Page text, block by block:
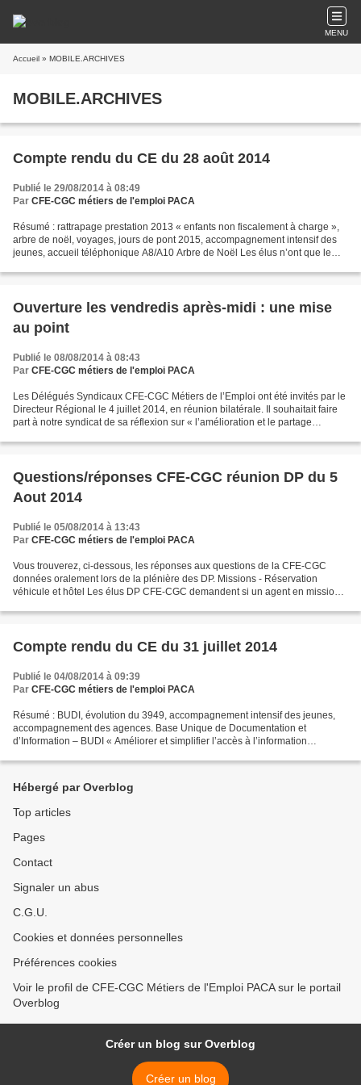
MENU
Accueil » MOBILE.ARCHIVES
MOBILE.ARCHIVES
Compte rendu du CE du 28 août 2014
Publié le 29/08/2014 à 08:49
Par CFE-CGC métiers de l'emploi PACA
Résumé : rattrapage prestation 2013 « enfants non fiscalement à charge »,
arbre de noël, voyages, jours de pont 2015, accompagnement intensif des
jeunes, accueil téléphonique A8/A10 Arbre de Noël Les élus n’ont que le
Ouverture les vendredis après-midi : une mise
au point
Publié le 08/08/2014 à 08:43
Par CFE-CGC métiers de l'emploi PACA
Les Délégués Syndicaux CFE-CGC Métiers de l’Emploi ont été invités par le
Directeur Régional le 4 juillet 2014, en réunion bilatérale. Il souhaitait faire
part à notre syndicat de sa réflexion sur « l’amélioration et le partage
Questions/réponses CFE-CGC réunion DP du 5
Aout 2014
Publié le 05/08/2014 à 13:43
Par CFE-CGC métiers de l'emploi PACA
Vous trouverez, ci-dessous, les réponses aux questions de la CFE-CGC
données oralement lors de la plénière des DP. Missions - Réservation
véhicule et hôtel Les élus DP CFE-CGC demandent si un agent en mission
Compte rendu du CE du 31 juillet 2014
Publié le 04/08/2014 à 09:39
Par CFE-CGC métiers de l'emploi PACA
Résumé : BUDI, évolution du 3949, accompagnement intensif des jeunes,
accompagnement des agences. Base Unique de Documentation et
d’Information – BUDI « Améliorer et simplifier l’accès à l’information
Hébergé par Overblog
Top articles
Pages
Contact
Signaler un abus
C.G.U.
Cookies et données personnelles
Préférences cookies
Voir le profil de CFE-CGC Métiers de l'Emploi PACA sur le portail
Overblog
Créer un blog sur Overblog
Créer un blog